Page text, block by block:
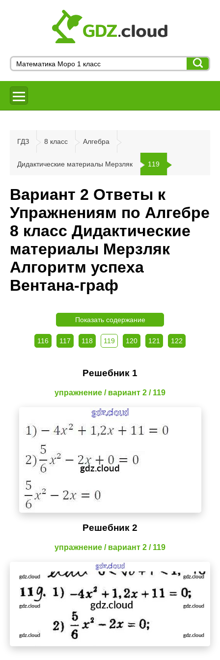
ГДЗ 8 класс Алгебра
Дидактические материалы Мерзляк 119
Вариант 2 Ответы к
Упражнениям по Алгебре
8 класс Дидактические
материалы Мерзляк
Алгоритм успеха
Вентана-граф
Показать содержание
116 117 118 119 120 121 122
Решебник 1
упражнение / вариант 2 / 119
Решебник 2
упражнение / вариант 2 / 119